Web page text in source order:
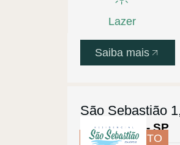
LANÇAMENTO
Lazer
Saiba mais
São Sebastião
Joanópolis - SP